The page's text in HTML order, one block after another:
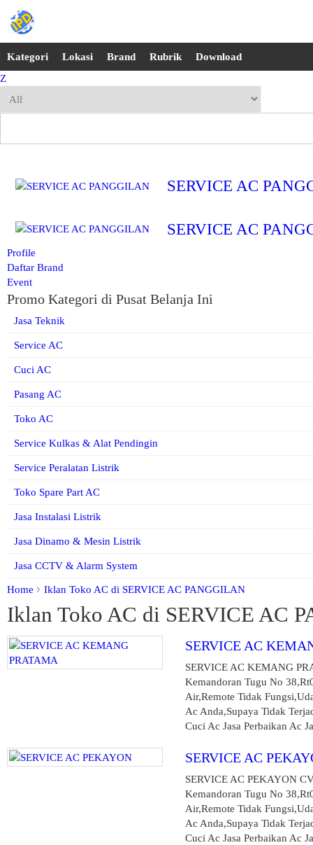
Kategori Lokasi Brand Rubrik
Download
Z
SERVICE AC
SERVICE AC
Profile
Daftar Brand
Event
Promo Kategori di Pusat Belanja Ini
Jasa Teknik
Service AC
Cuci AC
Pasang AC
Toko AC
Service Kulkas & Alat Pendingin
Service Peralatan Listrik
Toko Spare Part AC
Jasa Instalasi Listrik
Jasa Dinamo & Mesin Listrik
Jasa CCTV & Alarm System
Home
Iklan Toko AC di SERVICE AC PANGGILAN
Iklan Toko AC di SERVICE AC
SERVICE AC
SERVICE AC KEMANG
Kemandoran Tugu No
Air,Remote Tidak
Ac Anda,Supaya Tidak
Cuci Ac Jasa Perbaikan Ac
SERVICE AC
SERVICE AC PEKAYON
Kemandoran Tugu No
Air,Remote Tidak
Ac Anda,Supaya Tidak
Cuci Ac Jasa Perbaikan Ac